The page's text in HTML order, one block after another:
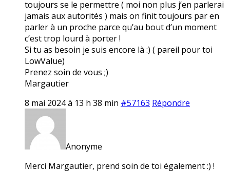
toujours se le permettre ( moi non plus j’en parlerai
jamais aux autorités ) mais on finit toujours par en
parler à un proche parce qu’au bout d’un moment
c’est trop lourd à porter !
Si tu as besoin je suis encore là :) ( pareil pour toi
LowValue)
Prenez soin de vous ;)
Margautier
8 mai 2024 à 13 h 38 min #57163 Répondre
Anonyme
Merci Margautier, prend soin de toi également :) !